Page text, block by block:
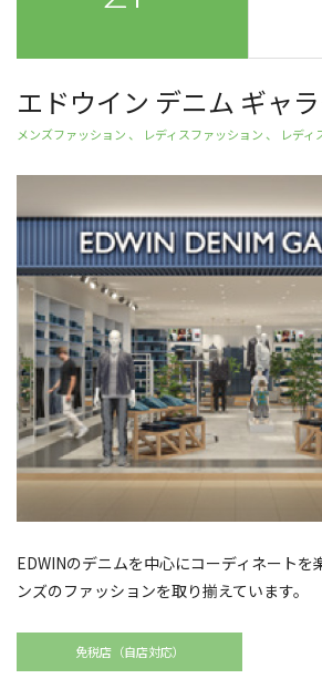
エドウイン デニム ギャ
メンズファッション 、 レディスファッション 、 レディ
EDWINのデニムを中心にコーディネートを
ンズのファッションを取り揃えています。
免税店（自店対応）